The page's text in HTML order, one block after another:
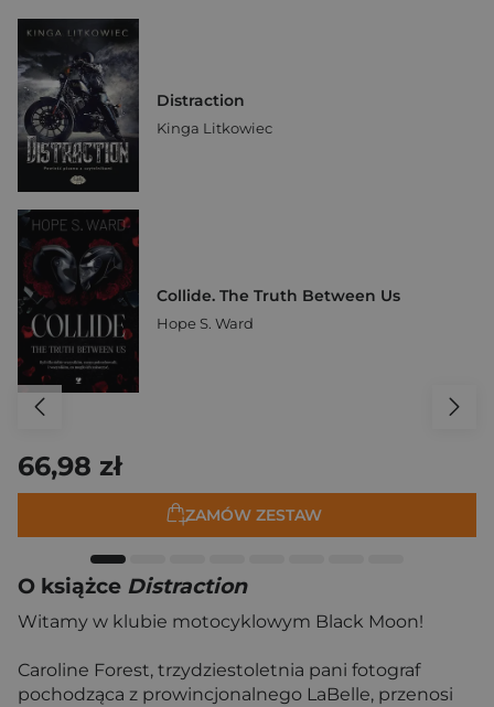
Distraction
Kinga Litkowiec
Collide. The Truth Between Us
Hope S. Ward
66,98 zł
ZAMÓW ZESTAW
O książce Distraction
Witamy w klubie motocyklowym Black Moon!
Caroline Forest, trzydziestoletnia pani fotograf
pochodząca z prowincjonalnego LaBelle, przenosi